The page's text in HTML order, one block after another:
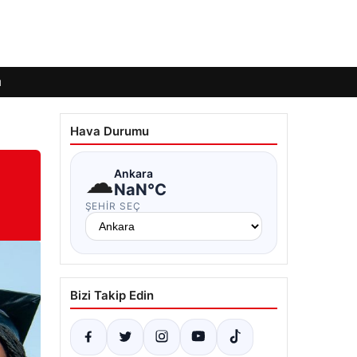
Hava Durumu
☁Ankara
NaN°C
ŞEHIR SEÇ
Bizi Takip Edin